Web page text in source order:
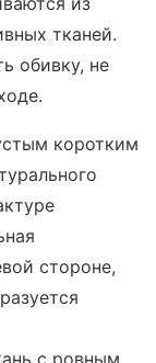
тканей.
обивку, не
коротким
стороне,